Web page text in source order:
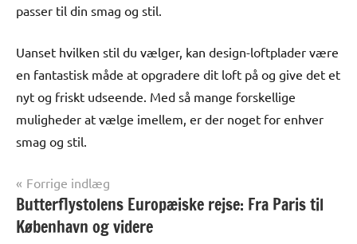
passer til din smag og stil.
Uanset hvilken stil du vælger, kan design-loftplader være
en fantastisk måde at opgradere dit loft på og give det et
nyt og friskt udseende. Med så mange forskellige
muligheder at vælge imellem, er der noget for enhver
smag og stil.
Alle
anmeldelser
Indlægsnavigation
Forrige indlæg
Butterflystolens Europæiske rejse: Fra Paris til
København og videre